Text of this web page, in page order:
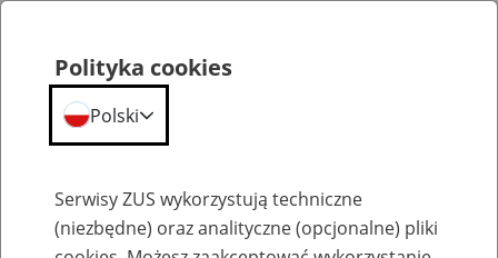
Polityka cookies
Polski
Serwisy ZUS wykorzystują techniczne
(niezbędne) oraz analityczne (opcjonalne) pliki